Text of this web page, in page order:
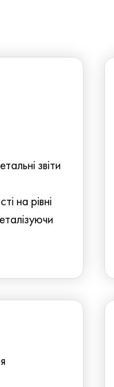
звіти
на рівні